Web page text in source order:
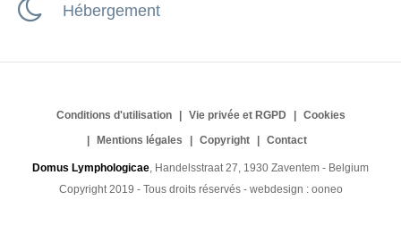
Hébergement
Conditions d'utilisation Vie privée et RGPD
Cookies
Mentions légales
Copyright Contact
Domus Lymphologicae , Handelsstraat 27, 1930 Zaventem - Belgium
Copyright 2019 - Tous droits réservés - webdesign : ooneo